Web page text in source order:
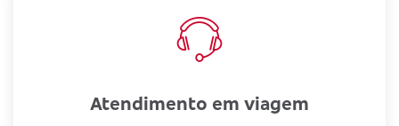
Atendimento em viagem